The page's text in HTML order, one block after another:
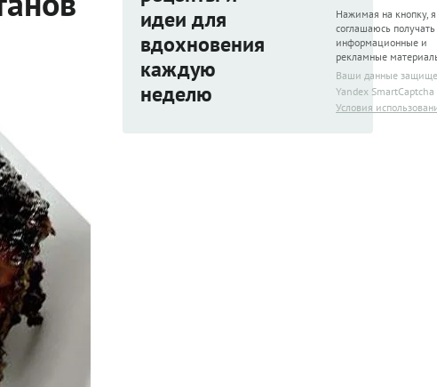
идеи для
вдохновения
каждую
неделю
Нажимая на кнопку, я
соглашаюсь получать
информационные и
рекламные
Ваши данные
Yandex SmartCaptcha
Условия